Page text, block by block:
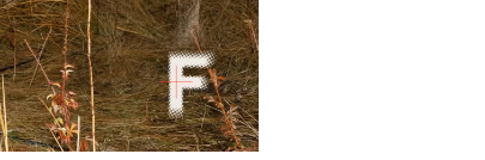
Михайло Палінчак / Frontliner